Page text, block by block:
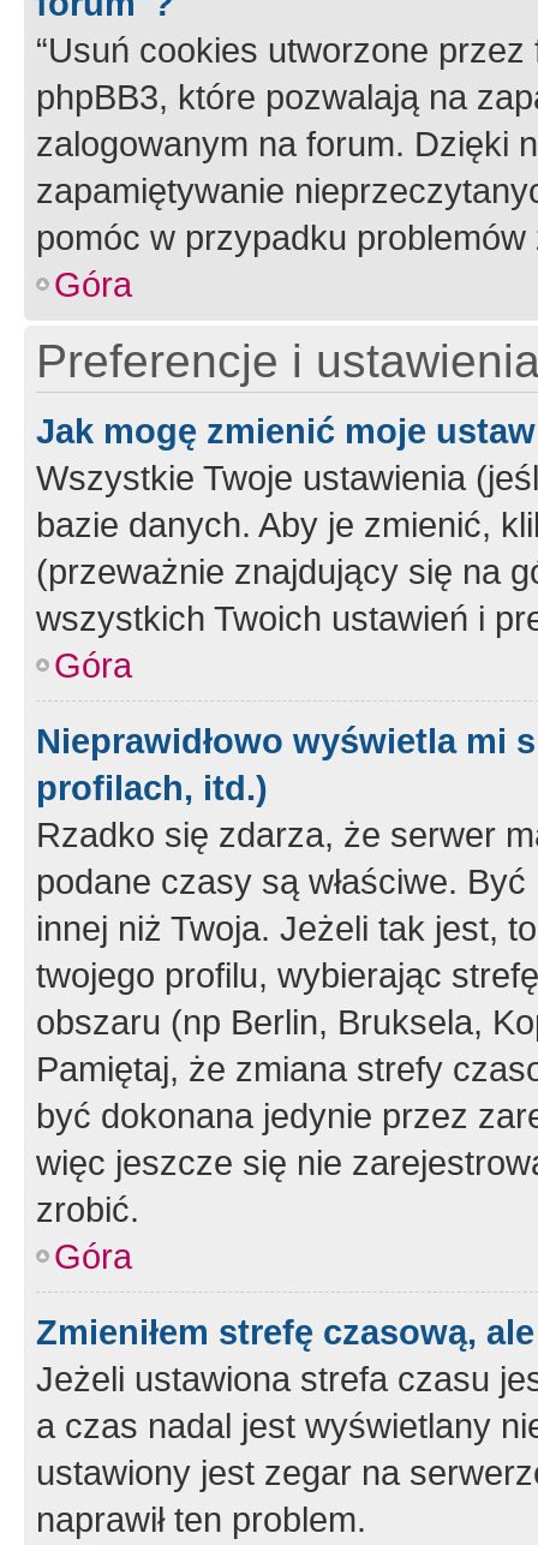
“Usuń cookies utworzone
phpBB3, które pozwalają na
zalogowanym na forum. Dzięki
zapamiętywanie
pomóc w przypadku
Góra
Preferencje i
Jak mogę zmienić moje
Wszystkie Twoje ustawienia
bazie danych. Aby je zmienić,
(przeważnie znajdujący się na
wszystkich Twoich ustawień i
Góra
Nieprawidłowo wyświetla mi
profilach, itd.)
Rzadko się zdarza, że serwer
podane czasy są właściwe.
innej niż Twoja. Jeżeli tak jest,
twojego profilu, wybierając
obszaru (np Berlin, Bruksela,
Pamiętaj, że zmiana strefy
być dokonana jedynie przez
więc jeszcze się nie
zrobić.
Góra
Zmieniłem strefę czasową,
Jeżeli ustawiona strefa czasu
a czas nadal jest wyświetlany
ustawiony jest zegar na
naprawił ten problem.